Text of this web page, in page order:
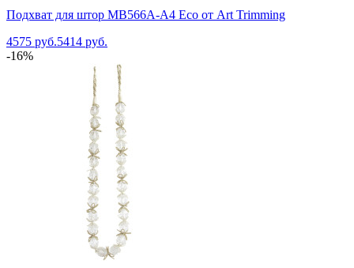
Подхват для штор MB566A-A4 Eco от Art Trimming
4575 руб.5414 руб.
-16%